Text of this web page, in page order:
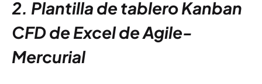
2. Plantilla de tablero Kanban
CFD de Excel de Agile-
Mercurial